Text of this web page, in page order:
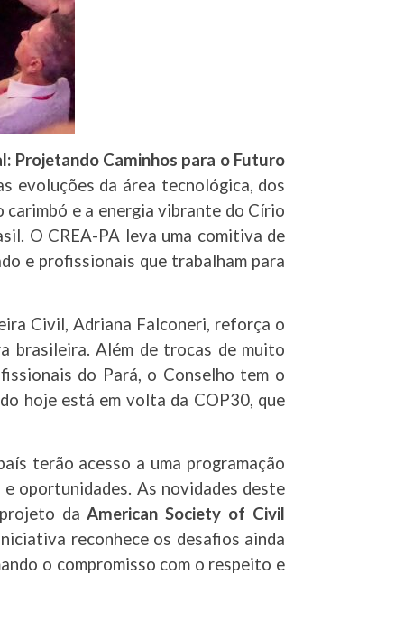
Projetando Caminhos para o Futuro
evoluções da área tecnológica, dos
e a energia vibrante do Círio
O CREA-PA leva uma comitiva de
e profissionais que trabalham para
Civil, Adriana Falconeri, reforça o
brasileira. Além de trocas de muito
do Pará, o Conselho tem o
hoje está em volta da COP30, que
terão acesso a uma programação
oportunidades. As novidades deste
projeto daAmerican Society of Civil
reconhece os desafios ainda
o compromisso com o respeito e